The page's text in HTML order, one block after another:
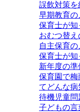
誤飲対策を
早期教育の
保育士が知
おむつ替
自主保育
保育士が知
新年度の準
保育園で梅
てどんな病
待機児童
子どもの